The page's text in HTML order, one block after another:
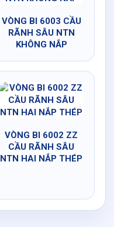
VÒNG BI 6003 CẦU
RÃNH SÂU NTN
KHÔNG NẮP
VÒNG BI 6002 ZZ
CẦU RÃNH SÂU
NTN HAI NẮP THÉP